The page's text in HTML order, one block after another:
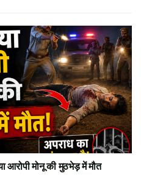
मोनू की मुठभेड़ में मौत